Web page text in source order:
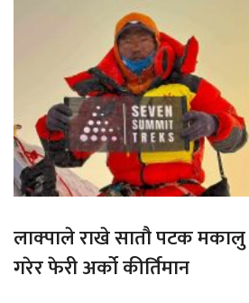
लाक्पाले राखे सातौ पटक
गरेर फेरी अर्को कीर्तिमान